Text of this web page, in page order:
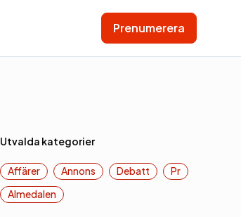
Prenumerera
Utvalda kategorier
Affärer Annons Debatt
Pr
Almedalen